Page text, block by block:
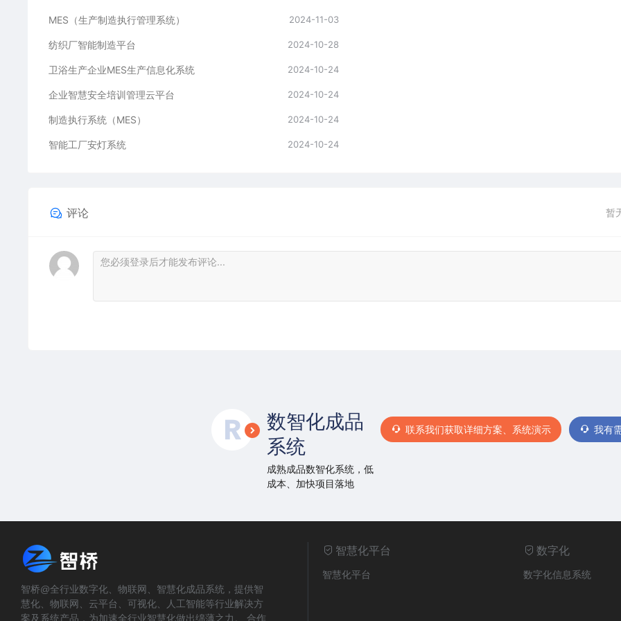
MES（生产制造执行管理系统） 2024-11-03
纺织厂智能制造平台 2024-10-28
卫浴生产企业MES生产信息化系统 2024-10-24
企业智慧安全培训管理云平台 2024-10-24
制造执行系统（MES） 2024-10-24
智能工厂安灯系统 2024-10-24
评论 暂
数智化成品
系统
成熟成品数智化系统，低
成本、加快项目落地
联系我们获取详细方案、系统演示 我有
智桥@全行业数字化、物联网、智慧化成品系统，提供智
慧化、物联网、云平台、可视化、人工智能等行业解决方
案及系统产品，为加速全行业智慧化做出绵薄之力。 合作
智慧化平台
智慧化平台
数字化
数字化信息系统